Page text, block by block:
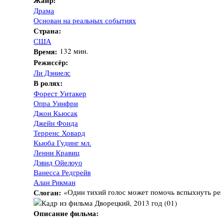
Драма
Основан на реальных событиях
Страна:
США
Время: 132 мин.
Режиссёр:
Ли Дэниелс
В ролях:
Форест Уитакер
Опра Уинфри
Джон Кьюсак
Джейн Фонда
Терренс Ховард
Кьюба Гудинг мл.
Ленни Кравиц
Дэвид Ойелоуо
Ванесса Редгрейв
Алан Рикман
Слоган: «Один тихий голос может помочь вспыхнуть
Описание фильма: